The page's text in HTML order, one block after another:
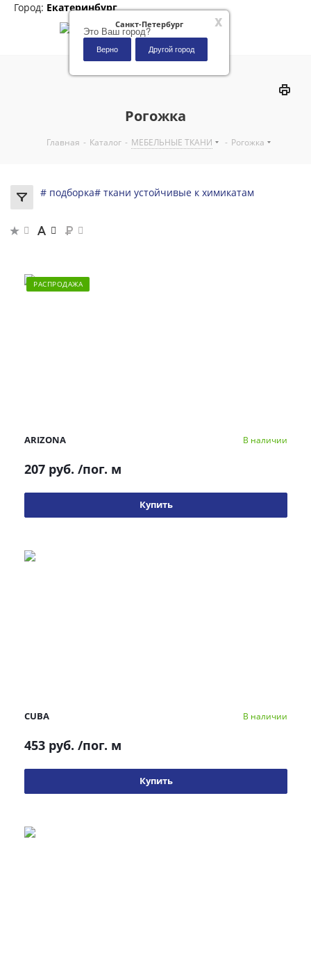
x
Санкт-Петербург
Это Ваш город?
Верно Другой город
Город: Екатеринбург
Рогожка
Главная - Каталог - МЕБЕЛЬНЫЕ ТКАНИ - Рогожка
# подборка# ткани устойчивые к химикатам
РАСПРОДАЖА
ARIZONA В наличии
207 руб. /пог. м
Купить
CUBA В наличии
453 руб. /пог. м
Купить